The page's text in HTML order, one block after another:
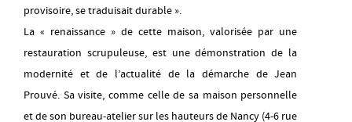
provisoire, se traduisait durable ».
La « renaissance » de cette maison, valorisée par une
restauration scrupuleuse, est une démonstration de la
modernité et de l’actualité de la démarche de Jean
Prouvé. Sa visite, comme celle de sa maison personnelle
et de son bureau-atelier sur les hauteurs de Nancy (4-6 rue